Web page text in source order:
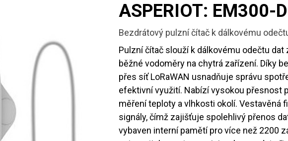
ASPERIOT: EM300-
Bezdrátový pulzní čítač k dálkovému
Pulzní čítač slouží k dálkovému odečtu
běžné vodoměry na chytrá zařízení. Díky
přes síť LoRaWAN usnadňuje správu
efektivní využití. Nabízí vysokou přesnost
měření teploty a vlhkosti okolí. Vestavěná
signály, čímž zajišťuje spolehlivý přenos
vybaven interní pamětí pro více než 2200